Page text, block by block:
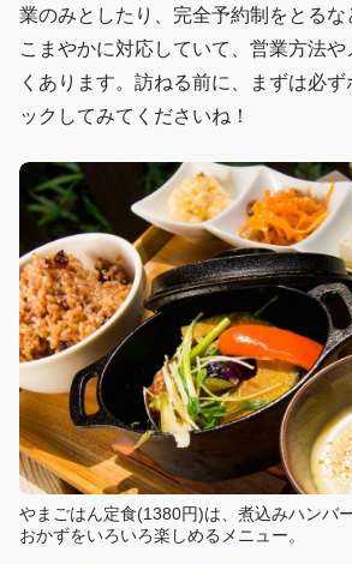
業のみとしたり、完全予約制をとるな
こまやかに対応していて、営業方法や
くあります。訪ねる前に、まずは必
ックしてみてくださいね！
やまごはん定食(1380円)は、煮込みハンバ
おかずをいろいろ楽しめるメニュー。